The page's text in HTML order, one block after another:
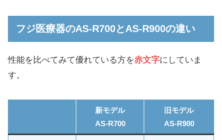
フジ医療器のAS-R700とAS-R900の違い
性能を比べてみて優れている方を赤文字にしていま
す。
新モデル
AS-R700
旧モデル
AS-R900